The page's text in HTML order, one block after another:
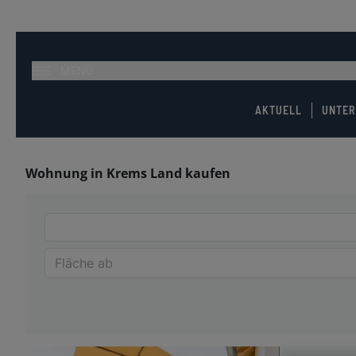
AKTUELL
Wohnung in Krems Land kaufen